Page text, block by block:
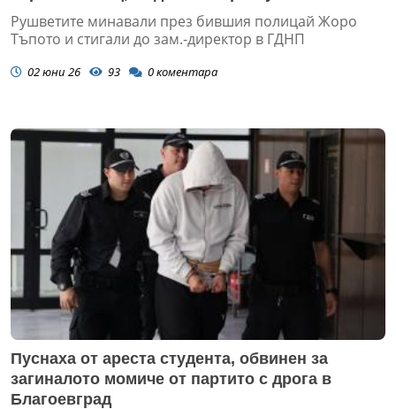
Рушветите минавали през бившия полицай Жоро
Тъпото и стигали до зам.-директор в ГДНП
02 юни 26 93 0коментара
Пуснаха от ареста студента, обвинен за
загиналото момиче от партито с дрога в
Благоевград